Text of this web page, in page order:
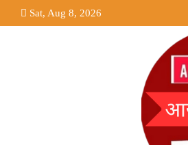
to
Sat, Aug 8, 2026